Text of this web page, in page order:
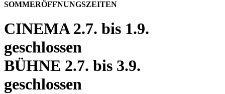
SOMMERÖFFNUNGSZEITEN
CINEMA2.7. bis 1.9.
geschlossen
BÜHNE 2.7. bis 3.9.
geschlossen